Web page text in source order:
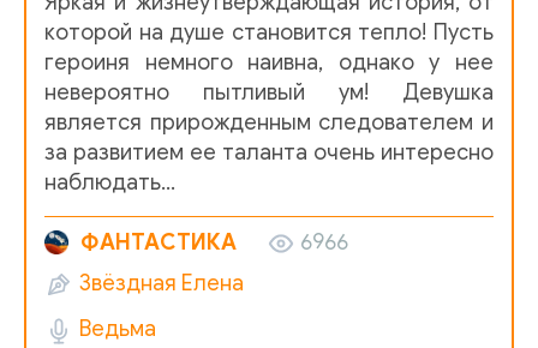
13_Akademija prokljatij_5
14_Akademija prokljatij_5
16_Akademija prokljatij_5
18_Akademija prokljatij_5
19_Akademija prokljatij_5
20_Akademija prokljatij_5
которой на душе становится тепло! Пусть
героиня немного наивна, однако у нее
невероятно пытливый ум! Девушка
является прирожденным следователем и
за развитием ее таланта очень интересно
наблюдать…
ФАНТАСТИКА
6966
Звёздная Елена
Ведьма